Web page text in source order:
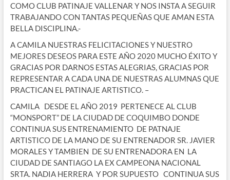
COMO CLUB PATINAJE VALLENAR Y NOS INSTA A SEGUIR
TRABAJANDO CON TANTAS PEQUEÑAS QUE AMAN ESTA
BELLA DISCIPLINA.-
A CAMILA NUESTRAS FELICITACIONES Y NUESTRO
MEJORES DESEOS PARA ESTE AÑO 2020 MUCHO ÉXITO Y
GRACIAS POR DARNOS ESTAS ALEGRIAS, GRACIAS POR
REPRESENTAR A CADA UNA DE NUESTRAS ALUMNAS QUE
PRACTICAN EL PATINAJE ARTISTICO. –
CAMILA DESDE EL AÑO 2019 PERTENECE AL CLUB
“MONSPORT” DE LA CIUDAD DE COQUIMBO DONDE
CONTINUA SUS ENTRENAMIENTO DE PATNAJE
ARTISTICO DE LA MANO DE SU ENTRENADOR SR. JAVIER
MORALES Y TAMBIEN DE SU ENTRENADORA EN LA
CIUDAD DE SANTIAGO LA EX CAMPEONA NACIONAL
SRTA. NADIA HERRERA Y POR SUPUESTO CONTINUA SUS